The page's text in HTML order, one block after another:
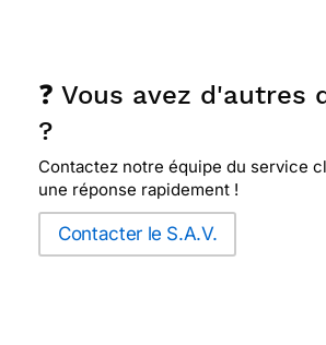
❓ Vous avez d'autres
?
Contactez notre équipe du service
une réponse rapidement !
Contacter le S.A.V.